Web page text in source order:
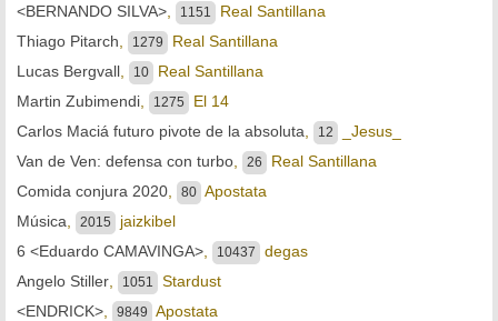
<BERNANDO SILVA>
1151
Real Santillana
Thiago Pitarch
1279
Real Santillana
Lucas Bergvall
10
Real Santillana
Martin Zubimendi
1275
El 14
Carlos Maciá futuro pivote de la absoluta
12
_Jesus_
Van de Ven: defensa con turbo
26
Real Santillana
Comida conjura 2020
80 Apostata
Música
2015
jaizkibel
6 <Eduardo CAMAVINGA>
10437
degas
Angelo Stiller
1051
Stardust
<ENDRICK>
9849
Apostata